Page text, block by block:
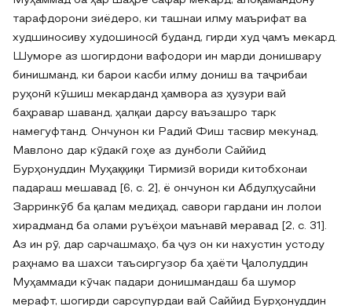
тарафдорони зиёдеро, ки ташнаи илму маърифат ва
худшиносиву худошиносӣ буданд, гирди худ ҷамъ мекард.
Шуморе аз шогирдони вафодори ин марди донишвару
бинишманд, ки барои касби илму дониш ва таҷрибаи
руҳонӣ кӯшиш мекарданд ҳамвора аз ҳузури вай
баҳравар шаванд, ҳалқаи дарсу ваъзашро тарк
намегуфтанд. Ончунон ки Радий Фиш тасвир мекунад,
Мавлоно дар кӯдакӣ гоҳе аз дунболи Саййид
Бурҳонуддин Муҳаққиқи Тирмизӣ вориди китобхонаи
падараш мешавад [6, c. 2], ё ончунон ки Абдулҳусайни
Зарринкӯб ба қалам медиҳад, савори гардани ин лолои
хирадманд ба олами руъёҳои маънавӣ меравад [2, c. 31].
Аз ин рӯ, дар сарчашмаҳо, ба ҷуз он ки нахустин устоду
раҳнамо ва шахси таъсиргузор ба ҳаёти Ҷалолуддин
Муҳаммади кӯчак падари донишмандаш ба шумор
мерафт, шогирди сарсупурдаи вай Саййид Бурҳонуддин